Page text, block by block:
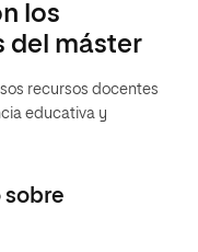
los
del máster
recursos docentes
educativa y
sobre